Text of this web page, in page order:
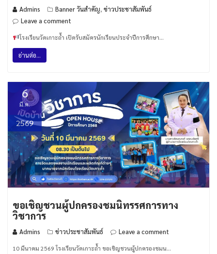
Admins Banner วันสำคัญ, ข่าวประชาสัมพันธ์
Leave a comment
โรงเรียนวัดเกาะถ้ำ เปิดรับสมัครนักเรียนประจำปีการศึกษา…
อ่านต่อ...
6
มี.ค.
2569
ขอเชิญชวนผู้ปกครองชมนิทรรศการทาง
วิชาการ
Admins ข่าวประชาสัมพันธ์ Leave a comment
10 มีนาคม 2569 โรงเรียนวัดเกาะถ้ำ ขอเชิญชวนผู้ปกครองชมน…